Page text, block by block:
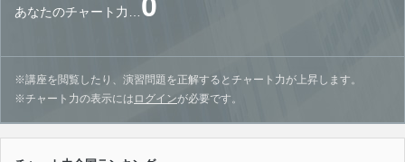
あなたのチャート力…
※講座を閲覧したり、演習問題を正解するとチャート力が上昇します。
※チャート力の表示には ログインが必要です。